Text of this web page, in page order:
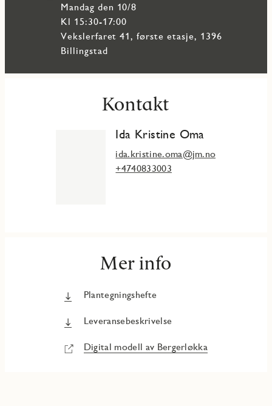
mandag den 10/8
Kl 15:30-17:00
Vekslerfaret 41, første etasje, 1396
Billingstad
Kontakt
Ida Kristine Oma
ida.kristine.oma@jm.no
+4740833003
Mer info
Plantegningshefte
Leveransebeskrivelse
Digital modell av Bergerløkka